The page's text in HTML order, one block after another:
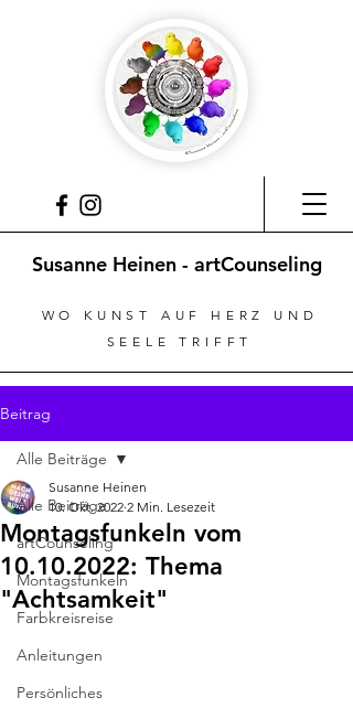
Susanne Heinen - artCounseling
WO KUNST AUF HERZ UND
SEELE TRIFFT
Beitrag
Alle Beiträge
artCounseling
Montagsfunkeln
Farbkreisreise
Anleitungen
Persönliches
Alle Beiträge
Montagsfunkeln vom
10.10.2022: Thema
"Achtsamkeit"
Susanne Heinen
10. Okt. 2022 2 Min. Lesezeit